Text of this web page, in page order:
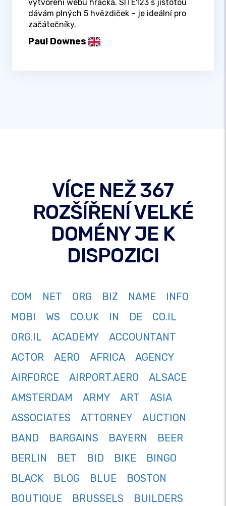
vytvoření webu hračka. SITE123 s jistotou
dávám plných 5 hvězdiček – je ideální pro
začátečníky.
Paul Downes
VÍCE NEŽ 367
ROZŠÍŘENÍ VELKÉ
DOMÉNY JE K
DISPOZICI
COM NET ORG BIZ NAME
INFO
MOBI
WS CO.UK IN DE
CO.IL
ORG.IL
ACADEMY
ACCOUNTANT
ACTOR
AERO AFRICA
AGENCY
AIRFORCE
AIRPORT.AERO
ALSACE
AMSTERDAM
ARMY ART
ASIA
ASSOCIATES
ATTORNEY
AUCTION
BAND
BARGAINS BAYERN
BEER
BERLIN
BET BID BIKE
BINGO
BLACK
BLOG BLUE
BOSTON
BOUTIQUE
BRUSSELS
BUILDERS